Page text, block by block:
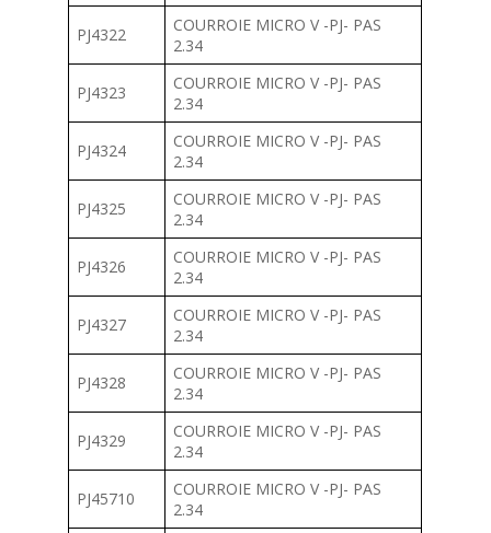
PJ4322
COURROIE MICRO V -PJ- PAS
2.34
PJ4323
COURROIE MICRO V -PJ- PAS
2.34
PJ4324
COURROIE MICRO V -PJ- PAS
2.34
PJ4325
COURROIE MICRO V -PJ- PAS
2.34
PJ4326
COURROIE MICRO V -PJ- PAS
2.34
PJ4327
COURROIE MICRO V -PJ- PAS
2.34
PJ4328
COURROIE MICRO V -PJ- PAS
2.34
PJ4329
COURROIE MICRO V -PJ- PAS
2.34
PJ45710
COURROIE MICRO V -PJ- PAS
2.34